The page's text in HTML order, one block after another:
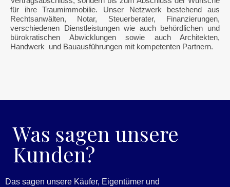
für ihre Traumimmobilie. Unser Netzwerk bestehend aus
Rechtsanwälten, Notar, Steuerberater, Finanzierungen,
verschiedenen Dienstleistungen wie auch behördlichen und
bürokratischen Abwicklungen sowie auch Architekten,
Handwerk und Bauausführungen mit kompetenten Partnern.
Was sagen unsere
Kunden?
Das sagen unsere Käufer, Eigentümer und